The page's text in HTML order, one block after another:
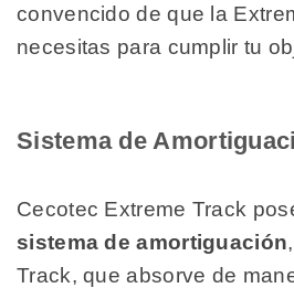
convencido de que la
necesitas para cumplir tu
Sistema de
Cecotec Extreme Track
sistema de amortiguación
Track, que absorve de